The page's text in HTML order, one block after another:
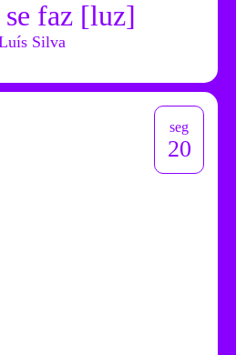
faz [luz]
Silva
seg
20